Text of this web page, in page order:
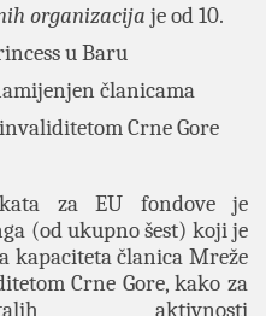
organizacija je od 10.
u Baru
članicama
Crne Gore
za EU fondove je
(od ukupno šest) koji je
kapaciteta članica Mreže
Crne Gore, kako za
aktivnosti